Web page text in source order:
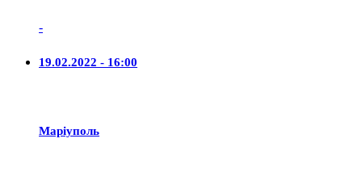
-
19.02.2022 - 16:00
Маріуполь